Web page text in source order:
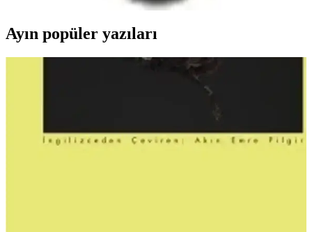
Ayın popüler yazıları